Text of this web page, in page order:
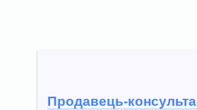
Продавець-